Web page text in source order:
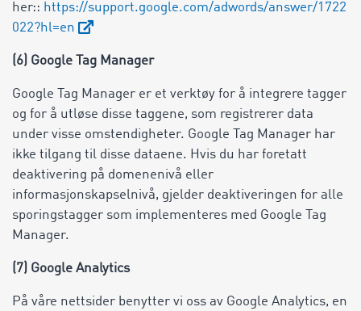
her:: https://support.google.com/adwords/answer/1722
022?hl=en
(6) Google Tag Manager
Google Tag Manager er et verktøy for å integrere tagger
og for å utløse disse taggene, som registrerer data
under visse omstendigheter. Google Tag Manager har
ikke tilgang til disse dataene. Hvis du har foretatt
deaktivering på domenenivå eller
informasjonskapselnivå, gjelder deaktiveringen for alle
sporingstagger som implementeres med Google Tag
Manager.
(7) Google Analytics
På våre nettsider benytter vi oss av Google Analytics, en